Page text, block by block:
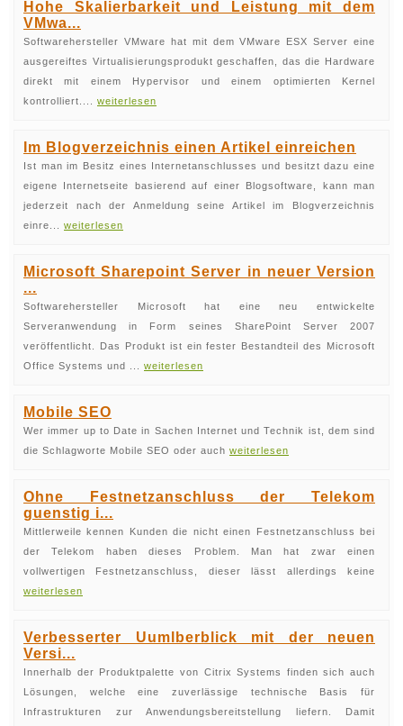
Hohe Skalierbarkeit und Leistung mit dem
VMwa...
Softwarehersteller VMware hat mit dem VMware ESX Server eine
ausgereiftes Virtualisierungsprodukt geschaffen, das die Hardware
direkt mit einem Hypervisor und einem optimierten Kernel
kontrolliert.... weiterlesen
Im Blogverzeichnis einen Artikel einreichen
Ist man im Besitz eines Internetanschlusses und besitzt dazu eine
eigene Internetseite basierend auf einer Blogsoftware, kann man
jederzeit nach der Anmeldung seine Artikel im Blogverzeichnis
einre... weiterlesen
Microsoft Sharepoint Server in neuer Version
...
Softwarehersteller Microsoft hat eine neu entwickelte
Serveranwendung in Form seines SharePoint Server 2007
veröffentlicht. Das Produkt ist ein fester Bestandteil des Microsoft
Office Systems und ... weiterlesen
Mobile SEO
Wer immer up to Date in Sachen Internet und Technik ist, dem sind
die Schlagworte Mobile SEO oder auch weiterlesen
Ohne Festnetzanschluss der Telekom
guenstig i...
Mittlerweile kennen Kunden die nicht einen Festnetzanschluss bei
der Telekom haben dieses Problem. Man hat zwar einen
vollwertigen Festnetzanschluss, dieser lässt allerdings keine
weiterlesen
Verbesserter Uumlberblick mit der neuen
Versi...
Innerhalb der Produktpalette von Citrix Systems finden sich auch
Lösungen, welche eine zuverlässige technische Basis für
Infrastrukturen zur Anwendungsbereitstellung liefern. Damit